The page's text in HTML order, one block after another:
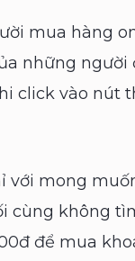
mua hàng
những
click vào nút
với mong
cùng không
để mua